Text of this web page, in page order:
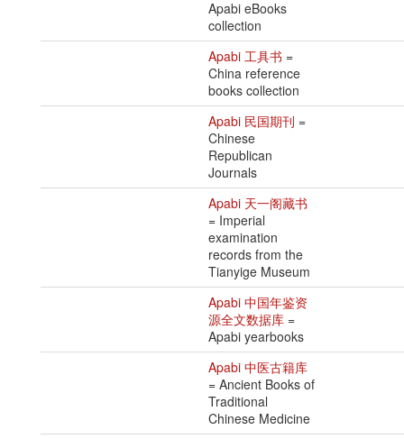
Apabi eBooks
collection
Apabi 工具书 =
China reference
books collection
Apabi 民国期刊 =
Chinese
Republican
Journals
Apabi 天一阁藏书
= Imperial
examination
records from the
Tianyige Museum
Apabi 中国年鉴资
源全文数据库=
Apabi yearbooks
Apabi 中医古籍库
= Ancient Books of
Traditional
Chinese Medicine